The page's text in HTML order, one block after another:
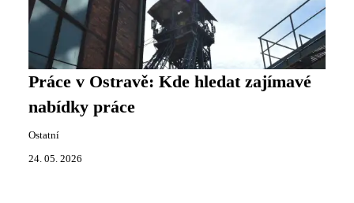
Práce v Ostravě: Kde hledat zajímavé
nabídky práce
Ostatní
24. 05. 2026